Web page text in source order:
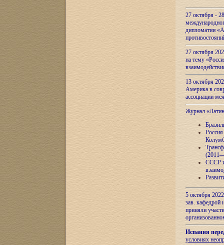
27 октября -
дипломатии
27 октября
на тему
13 октября
Америка в
ассоциации
Журнал
СССР и
5 октября
зав.
приняли
Испания
условиях